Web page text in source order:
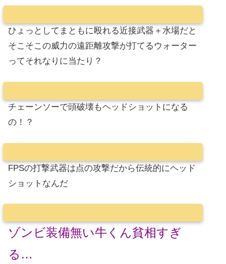
ひょっとしてまともに殴れる近接武器＋水場だと
そこそこの威力の遠距離攻撃が打てるウォーター
ってそれなりに当たり？
チェーンソーで頭破壊もヘッドショットになる
の！？
FPSの打撃武器は点の攻撃だから伝統的にヘッド
ショットなんだ
ゾンビ装備無い牛くん貧相すぎ
る…